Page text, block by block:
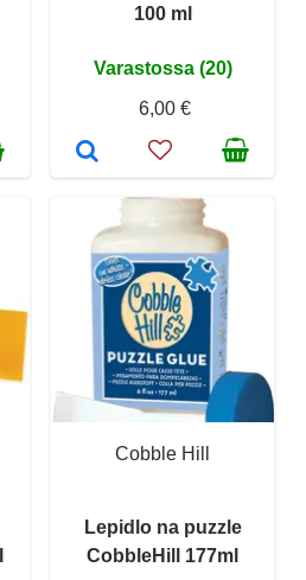
100 ml
Varastossa (20)
6,00 €
Cobble Hill
Lepidlo na puzzle
CobbleHill 177ml